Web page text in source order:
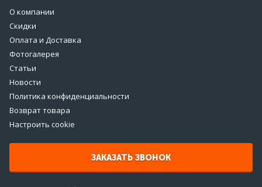
О компании
Скидки
Оплата и Доставка
Фотогалерея
Статьи
Новости
Политика конфиденциальности
Возврат товара
Настроить cookie
ЗАКАЗАТЬ ЗВОНОК